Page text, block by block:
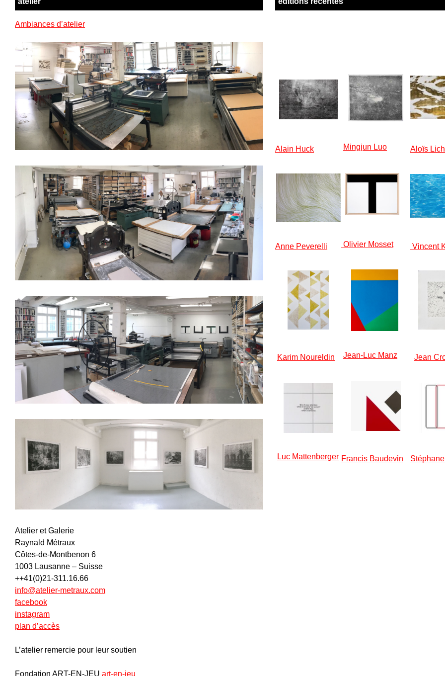
Ambiances d’atelier
Atelier et Galerie
Raynald Métraux
Côtes-de-Montbenon 6
1003 Lausanne – Suisse
++41(0)21-311.16.66
info@atelier-metraux.com
facebook
instagram
plan d’accès
L’atelier remercie pour leur soutien
Fondation ART-EN-JEU art-en-jeu
Alain Huck Mingjun Luo Aloïs
Anne Peverelli Olivier Mosset Vincent
Karim Noureldin Jean-Luc Manz Jean
Luc Mattenberger Francis Baudevin